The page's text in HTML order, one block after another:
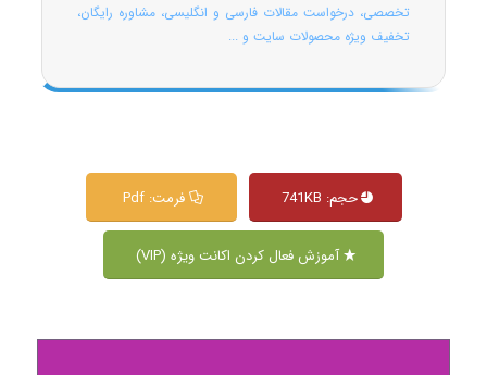
تخصصی، درخواست مقالات فارسی و انگلیسی، مشاوره رایگان،
تخفیف ویژه محصولات سایت و ...
حجم: 741KB فرمت: Pdf
آموزش فعال کردن اکانت ویژه (VIP)